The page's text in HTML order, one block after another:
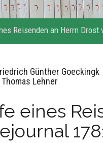
Reisenden an Herrn Drost
Günther Goeckingk
Lehner
eines